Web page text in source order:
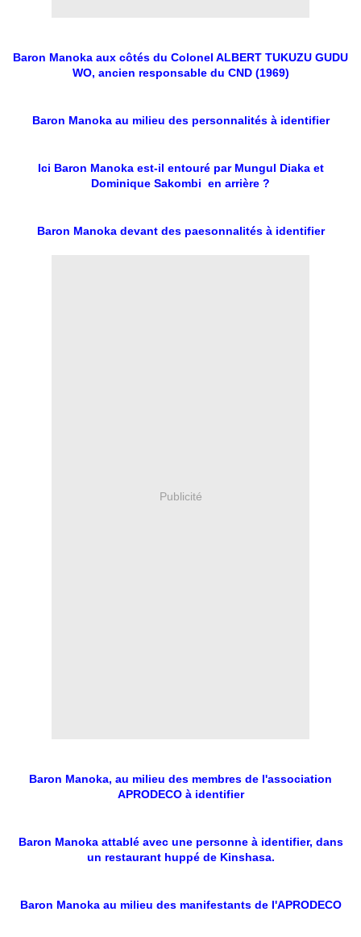
Baron Manoka aux côtés du Colonel ALBERT TUKUZU GUDU
WO, ancien responsable du CND (1969)
Baron Manoka au milieu des personnalités à identifier
Ici Baron Manoka est-il entouré par Mungul Diaka et
Dominique Sakombi en arrière ?
Baron Manoka devant des paesonnalités à identifier
Publicité
Baron Manoka, au milieu des membres de l'association
APRODECO à identifier
Baron Manoka attablé avec une personne à identifier, dans
un restaurant huppé de Kinshasa.
Baron Manoka au milieu des manifestants de l'APRODECO